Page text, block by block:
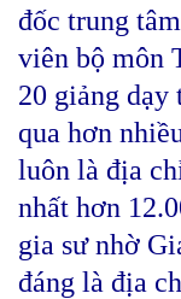
đốc trung
viên bộ môn
20 giảng dạy
qua hơn
luôn là địa
nhất hơn
gia sư nhờ
đáng là địa